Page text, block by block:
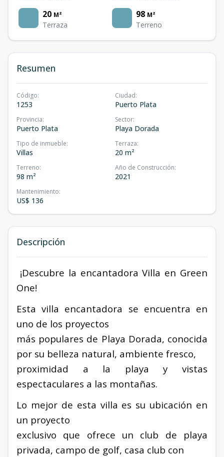
20 M²
Terraza
98 M²
Terreno
Resumen
Código:
1253
Ciudad:
Puerto Plata
Provincia:
Puerto Plata
Sector:
Playa Dorada
Tipo de inmueble:
Villas
Terraza:
20 m²
Terreno:
98 m²
Año de Construcción:
2021
Mantenimiento:
US$ 136
Descripción
¡Descubre la encantadora Villa en Green
One!
Esta villa encantadora se encuentra en
uno de los proyectos
más populares de Playa Dorada, conocida
por su belleza natural, ambiente fresco,
proximidad a la playa y vistas
espectaculares a las montañas.
Lo mejor de esta villa es su ubicación en
un proyecto
exclusivo que ofrece un club de playa
privada, campo de golf, casa club con